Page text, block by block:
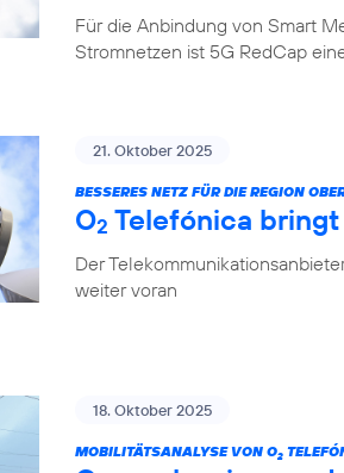
Für die Anbindung von Smart
Stromnetzen ist 5G RedCap
21. Oktober 2025
BESSERES NETZ FÜR DIE REGION
O2 Telefónica
Der
weiter voran
18. Oktober 2025
MOBILITÄTSANALYSE VON O2